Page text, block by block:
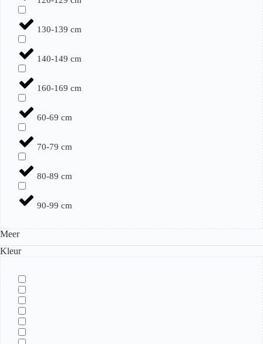
130-139 cm
140-149 cm
160-169 cm
60-69 cm
70-79 cm
80-89 cm
90-99 cm
Meer
Kleur